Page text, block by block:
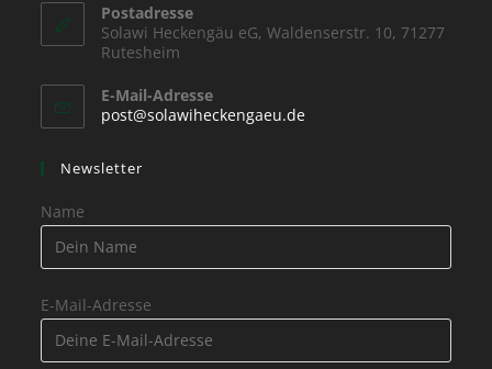
Postadresse
Solawi Heckengäu eG, Waldenserstr. 10, 71277
Rutesheim
E-Mail-Adresse
post@solawiheckengaeu.de
Newsletter
Name
E-Mail-Adresse